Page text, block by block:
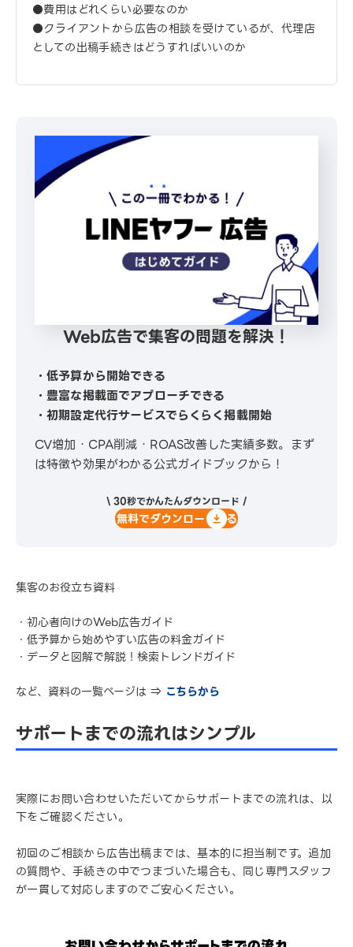
●費用はどれくらい必要なのか
●クライアントから広告の相談を受けているが、代理店
としての出稿手続きはどうすればいいのか
Web広告で集客の問題を解決！
・低予算から開始できる
・豊富な掲載面でアプローチできる
・初期設定代行サービスでらくらく掲載開始
CV増加・CPA削減・ROAS改善した実績多数。まず
は特徴や効果がわかる公式ガイドブックから！
\ 30秒でかんたんダウンロード /
無料でダウンロードする
集客のお役立ち資料
・初心者向けのWeb広告ガイド
・低予算から始めやすい広告の料金ガイド
・データと図解で解説！検索トレンドガイド
など、資料の一覧ページは ⇒ こちらから
サポートまでの流れはシンプル
実際にお問い合わせいただいてからサポートまでの流れは、以
下をご確認ください。
初回のご相談から広告出稿までは、基本的に担当制です。追加
の質問や、手続きの中でつまづいた場合も、同じ専門スタッフ
が一貫して対応しますのでご安心ください。